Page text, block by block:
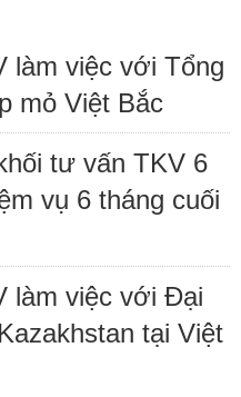
làm việc với Tổng
mỏ Việt Bắc
tư vấn TKV 6
vụ 6 tháng cuối
làm việc với Đại
tại Việt